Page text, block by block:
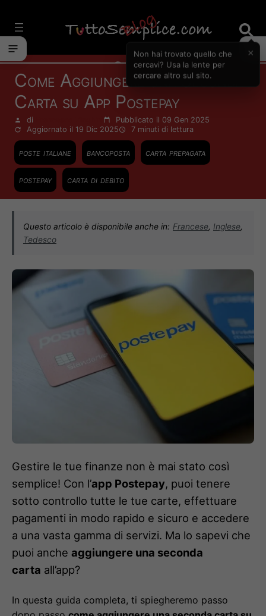
contenuto
Carte
Come Aggiungere una Seconda
Carta su App Postepay
di
Pubblicato il 09 Gen 2025
Aggiornato il 19 Dic 2025
7 minuti di lettura
poste italiane bancoposta carta prepagata
postepay carta di debito
Questo articolo è disponibile anche in: Francese, Inglese,
Tedesco
Gestire le tue finanze non è mai stato così
semplice! Con l’app Postepay, puoi tenere
sotto controllo tutte le tue carte, effettuare
pagamenti in modo rapido e sicuro e accedere
a una vasta gamma di servizi. Ma lo sapevi che
puoi anche aggiungere una seconda
carta all’app?
In questa guida completa, ti spiegheremo passo
Non hai trovato quello che
cercavi? Usa la lente per
cercare altro sul sito.
×